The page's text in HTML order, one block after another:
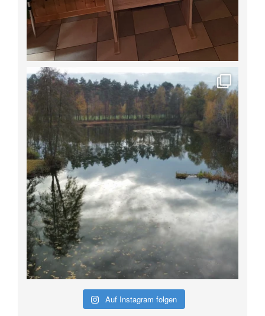
Auf Instagram folgen